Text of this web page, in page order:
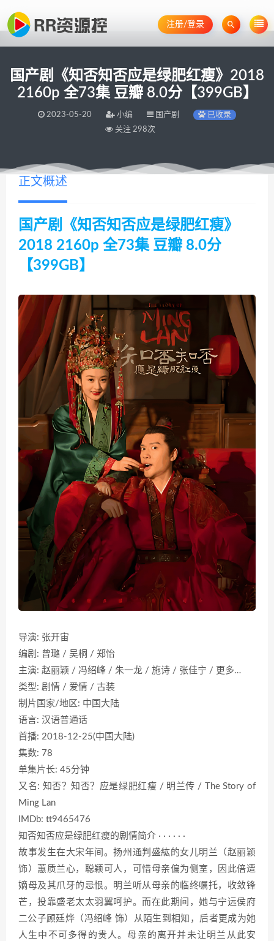
注册/登录
国产剧《知否知否应是绿肥红瘦》2018
2160p 全73集 豆瓣 8.0分【399GB】
2023-05-20 小编 国产剧
已收录
关注 298次
正文概述
国产剧《知否知否应是绿肥红瘦》
2018 2160p 全73集 豆瓣 8.0分
【399GB】
导演: 张开宙
编剧: 曾璐 / 吴桐 / 郑怡
主演: 赵丽颖 / 冯绍峰 / 朱一龙 / 施诗 / 张佳宁 / 更多…
类型: 剧情 / 爱情 / 古装
制片国家/地区: 中国大陆
语言: 汉语普通话
首播: 2018-12-25(中国大陆)
集数: 78
单集片长: 45分钟
又名: 知否？知否？应是绿肥红瘦 / 明兰传 / The Story of
Ming Lan
IMDb: tt9465476
知否知否应是绿肥红瘦的剧情简介 · · · · · ·
故事发生在大宋年间。扬州通判盛紘的女儿明兰（赵丽颖
饰）蕙质兰心，聪颖可人，可惜母亲偏为侧室，因此倍遭
嫡母及其爪牙的忌恨。明兰听从母亲的临终嘱托，收敛锋
芒，投靠盛老太太羽翼呵护。而在此期间，她与宁远侯府
二公子顾廷烨（冯绍峰 饰）从陌生到相知，后者更成为她
人生中不可多得的贵人。母亲的离开并未让明兰从此安